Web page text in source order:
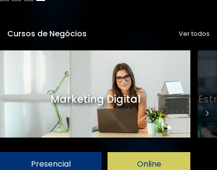
Cursos de Negócios Ver todos
Marketing Digital
Presencial Online